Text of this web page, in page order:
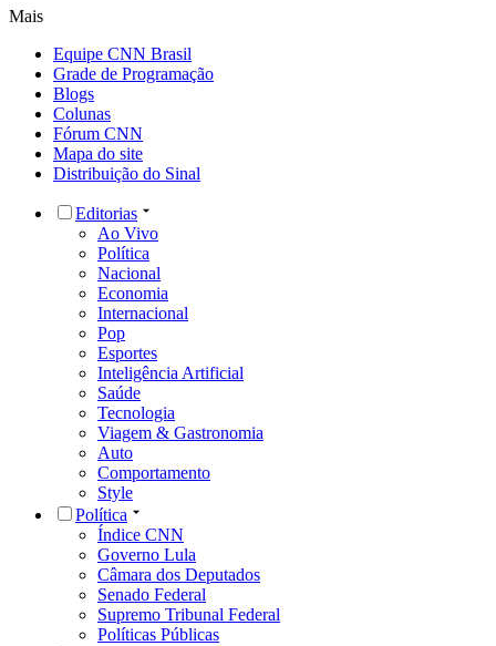
Mais
Equipe CNN Brasil
Grade de Programação
Blogs
Colunas
Fórum CNN
Mapa do site
Distribuição do Sinal
Editorias
Ao Vivo
Política
Nacional
Economia
Internacional
Pop
Esportes
Inteligência Artificial
Saúde
Tecnologia
Viagem & Gastronomia
Auto
Comportamento
Style
Política
Índice CNN
Governo Lula
Câmara dos Deputados
Senado Federal
Supremo Tribunal Federal
Políticas Públicas